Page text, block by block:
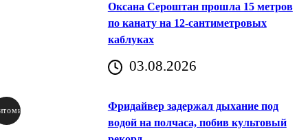
Оксана Сероштан прошла 15 метров
по канату на 12-сантиметровых
каблуках
03.08.2026
Фридайвер задержал дыхание под
водой на полчаса, побив культовый